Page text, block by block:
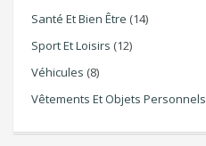
Santé Et Bien Être (14)
Sport Et Loisirs (12)
Véhicules (8)
Vêtements Et Objets Personnels